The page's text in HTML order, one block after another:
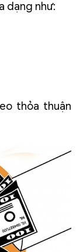
dạng như:
thỏa thuận